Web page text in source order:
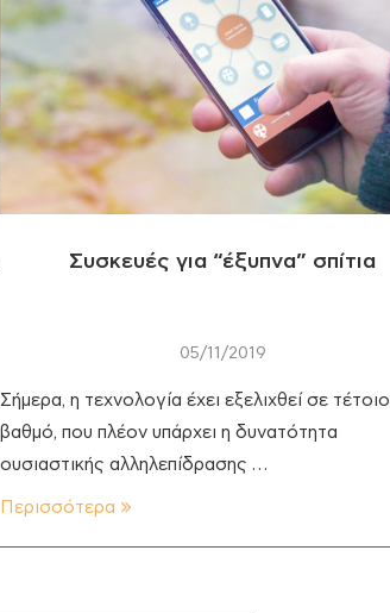
Συσκευές για “έξυπνα” σπίτια
05/11/2019
Σήμερα, η τεχνολογία έχει εξελιχθεί σε τέτοιο
βαθμό, που πλέον υπάρχει η δυνατότητα
ουσιαστικής αλληλεπίδρασης …
Περισσότερα